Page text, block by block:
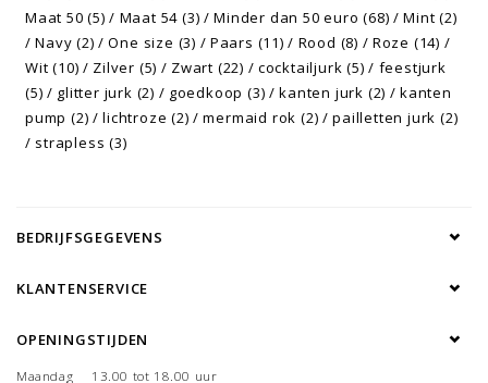
Maat 50(5) / Maat 54(3) /Minder dan 50 euro(68) /Mint(2)
/Navy(2) /One size (3) / Paars (11) / Rood (8) / Roze (14) /
Wit(10) / Zilver (5) / Zwart (22) / cocktailjurk(5) / feestjurk
(5) / glitter jurk (2) / goedkoop(3) /kanten jurk (2) /kanten
pump (2) /lichtroze(2) /mermaid rok(2) /pailletten jurk(2)
/ strapless(3)
BEDRIJFSGEGEVENS
KLANTENSERVICE
OPENINGSTIJDEN
Maandag 13.00 tot 18.00 uur